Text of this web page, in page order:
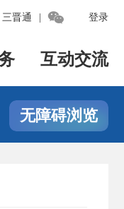
登录
三晋通 
互动交流
无障碍浏览